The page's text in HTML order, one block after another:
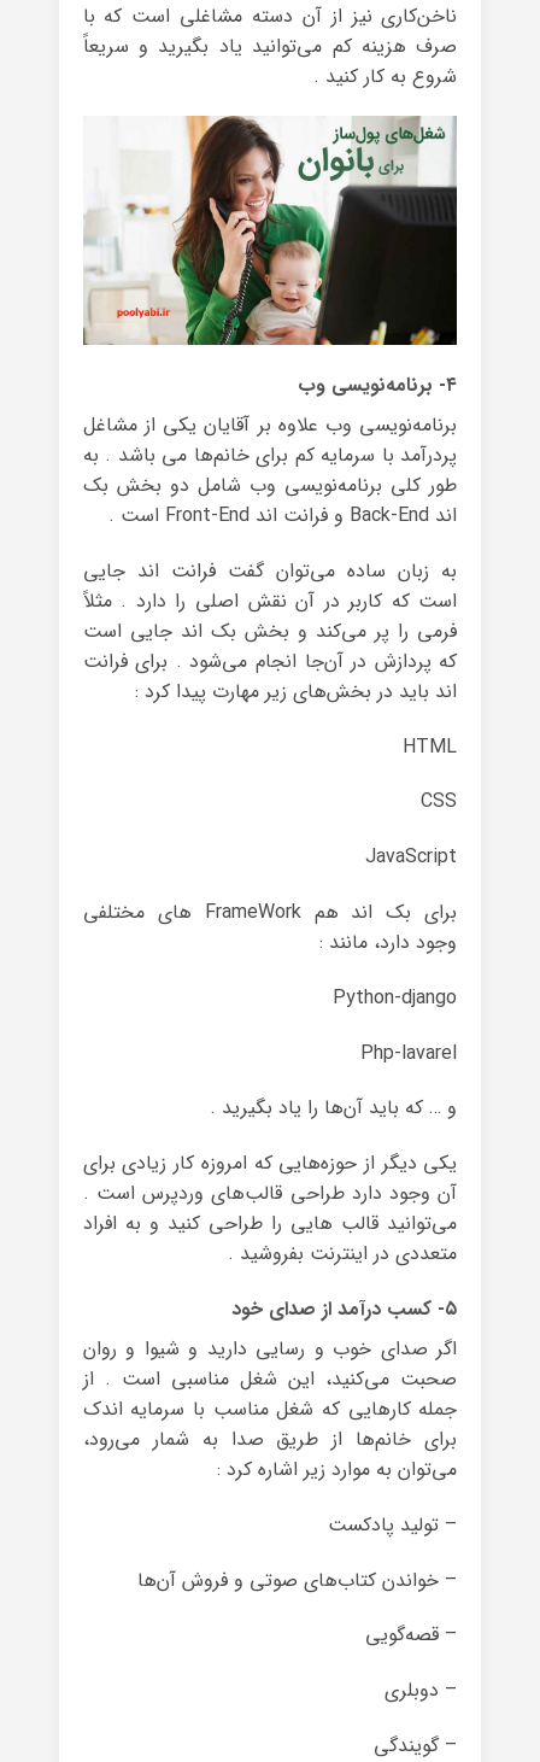
ناخن‌کاری نیز از آن دسته مشاغلی است که با
صرف هزینه کم می‌توانید یاد بگیرید و سریعاً
شروع به کار کنید .
۴- برنامه‌نویسی وب‌
برنامه‌نویسی وب علاوه بر آقایان یکی از مشاغل
پردرآمد با سرمایه کم برای خانم‌ها می باشد . به
طور کلی برنامه‌نویسی وب شامل دو بخش بک
اند Back-End و فرانت اند Front-End است .
به زبان ساده می‌توان گفت فرانت اند جایی
است که کاربر در آن نقش اصلی را دارد . مثلاً
فرمی را پر می‌کند و بخش بک اند جایی است
که پردازش در آن‌جا انجام می‌شود . برای فرانت
اند باید در بخش‌های زیر مهارت پیدا کرد :
HTML
CSS
JavaScript
برای بک اند هم FrameWork های مختلفی
وجود دارد، مانند :
Python-django
Php-lavarel
و … که باید آن‌ها را یاد بگیرید .
یکی دیگر از حوزه‌هایی که امروزه کار زیادی برای
آن وجود دارد طراحی قالب‌های وردپرس است .
می‌توانید قالب هایی را طراحی کنید و به افراد
متعددی در اینترنت بفروشید .
۵- کسب درآمد از صدای خود
اگر صدای خوب و رسایی دارید و شیوا و روان
صحبت می‌کنید، این شغل مناسبی است . از
جمله کارهایی که شغل مناسب با سرمایه اندک
برای خانم‌ها از طریق صدا به شمار می‌رود،
می‌توان به موارد زیر اشاره کرد :
– تولید پادکست
– خواندن کتاب‌های صوتی و فروش آن‌ها
– قصه‌گویی
– دوبلری
– گویندگی